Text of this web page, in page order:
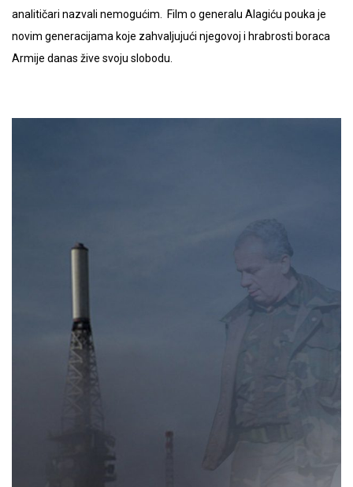
analitičari nazvali nemogućim. Film o generalu Alagiću pouka je
novim generacijama koje zahvaljujući njegovoj i hrabrosti boraca
Armije danas žive svoju slobodu.